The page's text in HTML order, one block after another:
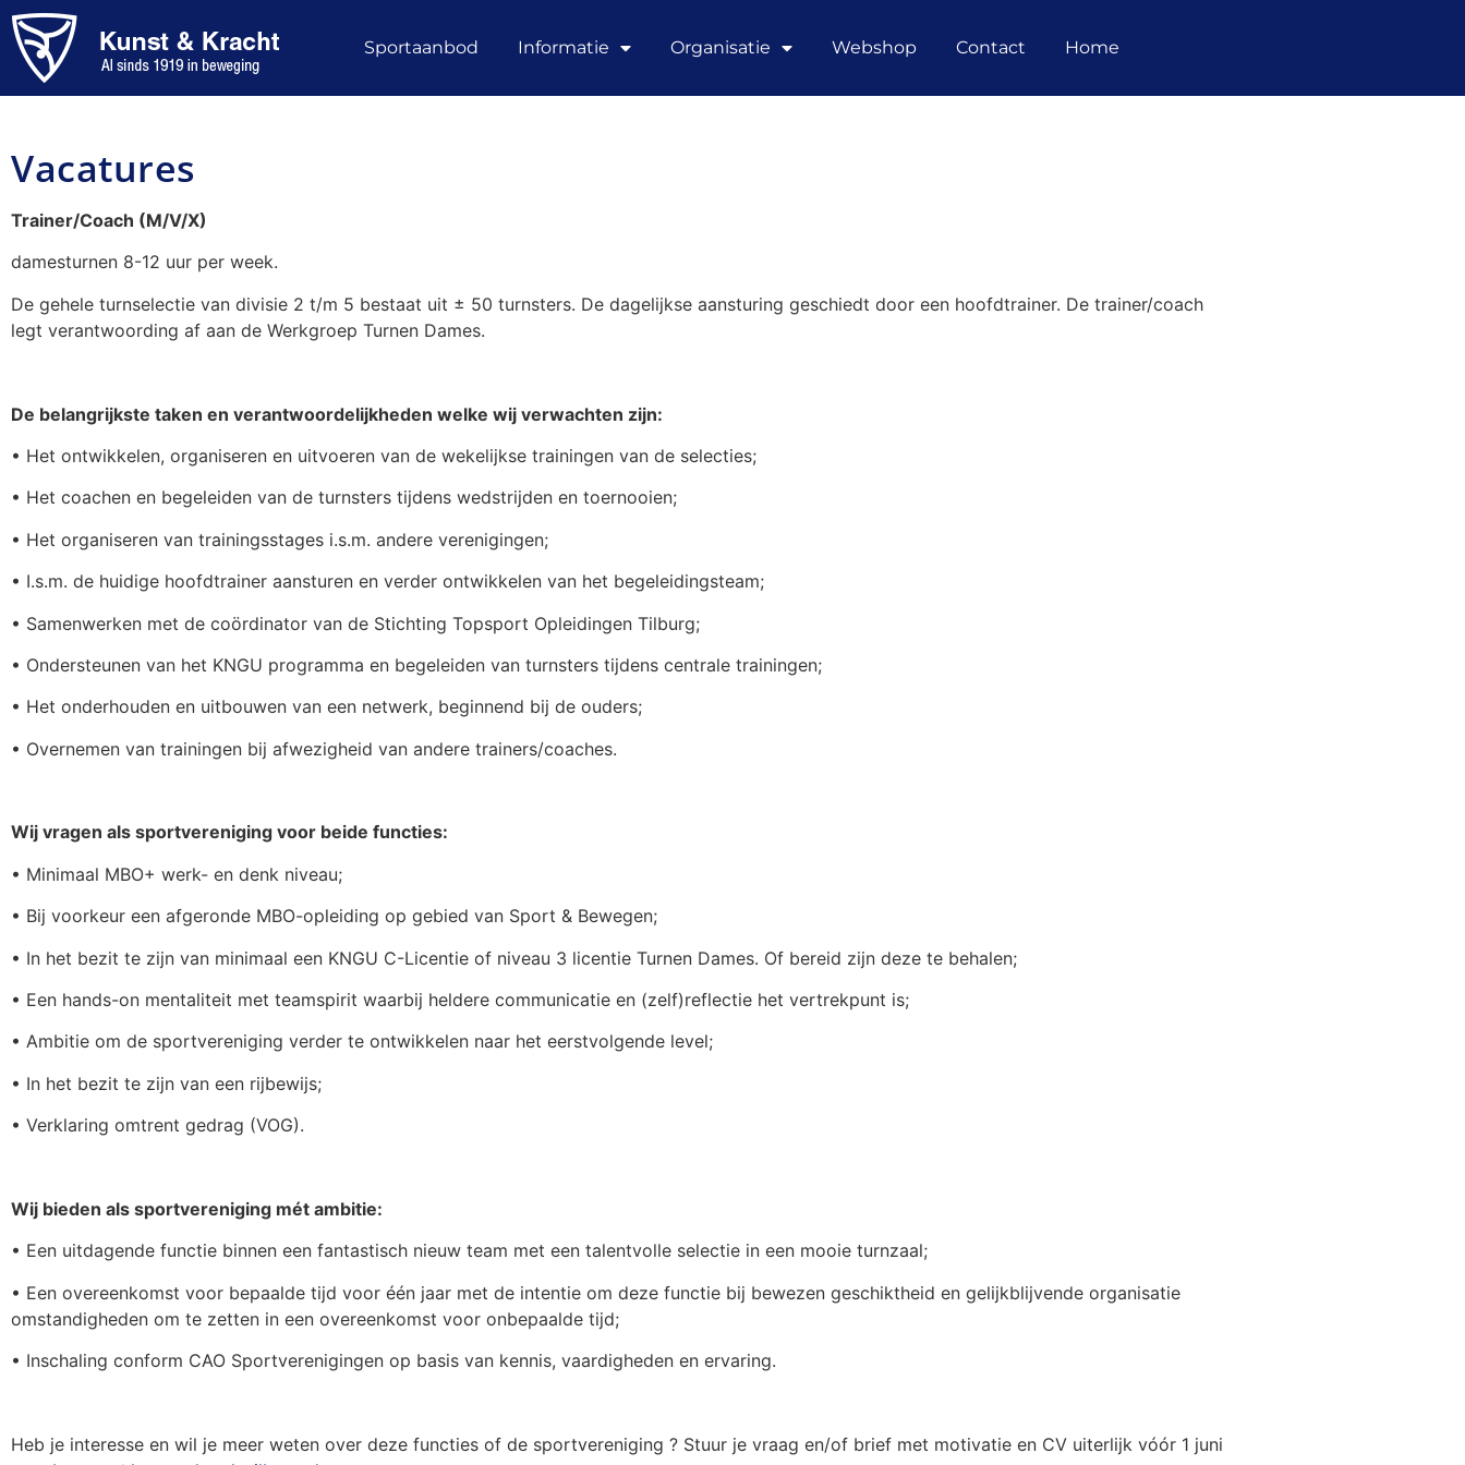
Sportaanbod Informatie Organisatie Webshop Contact Home
Vacatures
Trainer/Coach (M/V/X)
damesturnen 8-12 uur per week.
De gehele turnselectie van divisie 2 t/m 5 bestaat uit ± 50 turnsters. De dagelijkse aansturing geschiedt door een hoofdtrainer. De trainer/coach
legt verantwoording af aan de Werkgroep Turnen Dames.
De belangrijkste taken en verantwoordelijkheden welke wij verwachten zijn:
• Het ontwikkelen, organiseren en uitvoeren van de wekelijkse trainingen van de selecties;
• Het coachen en begeleiden van de turnsters tijdens wedstrijden en toernooien;
• Het organiseren van trainingsstages i.s.m. andere verenigingen;
• I.s.m. de huidige hoofdtrainer aansturen en verder ontwikkelen van het begeleidingsteam;
• Samenwerken met de coördinator van de Stichting Topsport Opleidingen Tilburg;
• Ondersteunen van het KNGU programma en begeleiden van turnsters tijdens centrale trainingen;
• Het onderhouden en uitbouwen van een netwerk, beginnend bij de ouders;
• Overnemen van trainingen bij afwezigheid van andere trainers/coaches.
Wij vragen als sportvereniging voor beide functies:
• Minimaal MBO+ werk- en denk niveau;
• Bij voorkeur een afgeronde MBO-opleiding op gebied van Sport & Bewegen;
• In het bezit te zijn van minimaal een KNGU C-Licentie of niveau 3 licentie Turnen Dames. Of bereid zijn deze te behalen;
• Een hands-on mentaliteit met teamspirit waarbij heldere communicatie en (zelf)reflectie het vertrekpunt is;
• Ambitie om de sportvereniging verder te ontwikkelen naar het eerstvolgende level;
• In het bezit te zijn van een rijbewijs;
• Verklaring omtrent gedrag (VOG).
Wij bieden als sportvereniging mét ambitie:
• Een uitdagende functie binnen een fantastisch nieuw team met een talentvolle selectie in een mooie turnzaal;
• Een overeenkomst voor bepaalde tijd voor één jaar met de intentie om deze functie bij bewezen geschiktheid en gelijkblijvende organisatie
omstandigheden om te zetten in een overeenkomst voor onbepaalde tijd;
• Inschaling conform CAO Sportverenigingen op basis van kennis, vaardigheden en ervaring.
Heb je interesse en wil je meer weten over deze functies of de sportvereniging ? Stuur je vraag en/of brief met motivatie en CV uiterlijk vóór 1 juni